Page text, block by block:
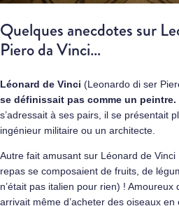
Quelques anecdotes sur
Piero da Vinci…
Léonard de Vinci (Leonardo di ser
se définissait pas comme un peintre.
s’adressait à ses pairs, il se présentait
ingénieur militaire ou un architecte.
Autre fait amusant sur Léonard de Vinci
repas se composaient de fruits, de
n’était pas italien pour rien) ! Amoureux
arrivait même d’acheter des oiseaux en